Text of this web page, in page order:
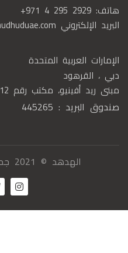
هاتف: +971 4 295 2929
البريد الإلكتروني
الإمارات العربية المتحدة
دبي ، القرهود
مبنى ريد أفينيو، مكتب رقم 312
صندوق البريد : 445265
الهدهد © 2021 جميع الحقوق محفوظة